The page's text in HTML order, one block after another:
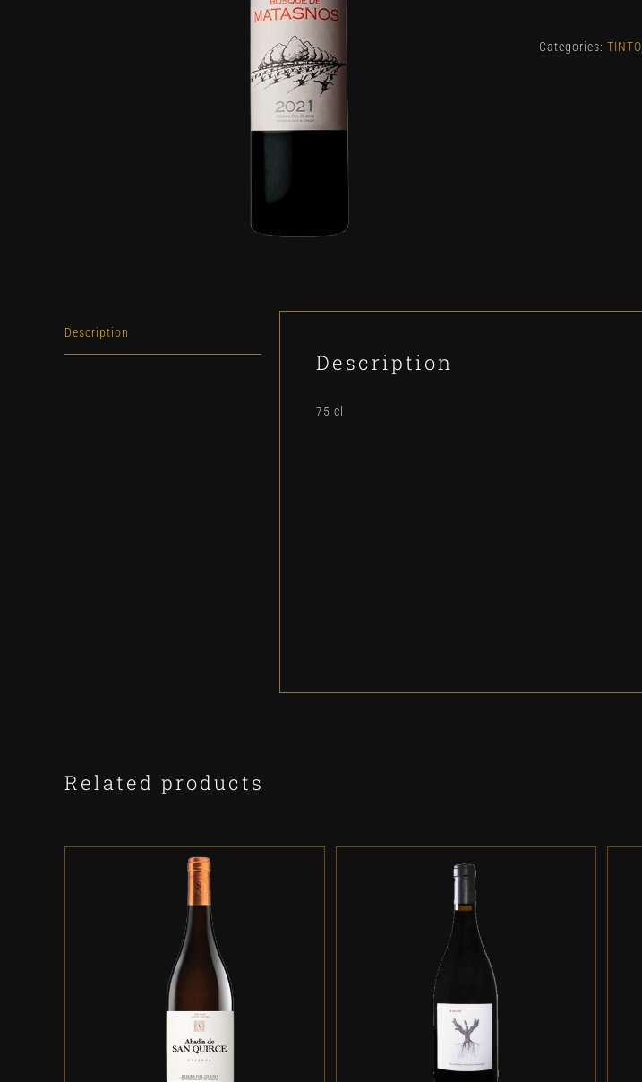
2022
Categories: TINTO
Description
Description
75 cl
Related products
ADD TO CART DETALLES ADD TO CART DETALLES